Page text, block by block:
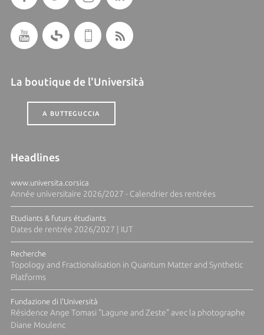
La boutique de l'Università
A BUTTEGUCCIA
Headlines
www.universita.corsica
Année universitaire 2026/2027 - Calendrier des rentrées
Etudiants & futurs étudiants
Dates de rentrée 2026/2027 | IUT
Recherche
Topology and Fractionalisation in Quantum Matter and Synthetic
Platforms
Fundazione di l'Università
Résidence Ange Tomasi "Lagune and Zeste" avec la photographe
Diane Moulenc